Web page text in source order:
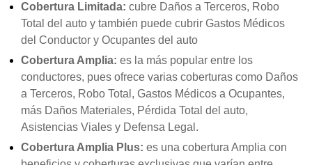
Cobertura Limitada: cubre Daños a Terceros, Robo
Total del auto y también puede cubrir Gastos Médicos
del Conductor y Ocupantes del auto
Cobertura Amplia: es la más popular entre los
conductores, pues ofrece varias coberturas como Daños
a Terceros, Robo Total, Gastos Médicos a Ocupantes,
más Daños Materiales, Pérdida Total del auto,
Asistencias Viales y Defensa Legal.
Cobertura Amplia Plus: es una cobertura Amplia con